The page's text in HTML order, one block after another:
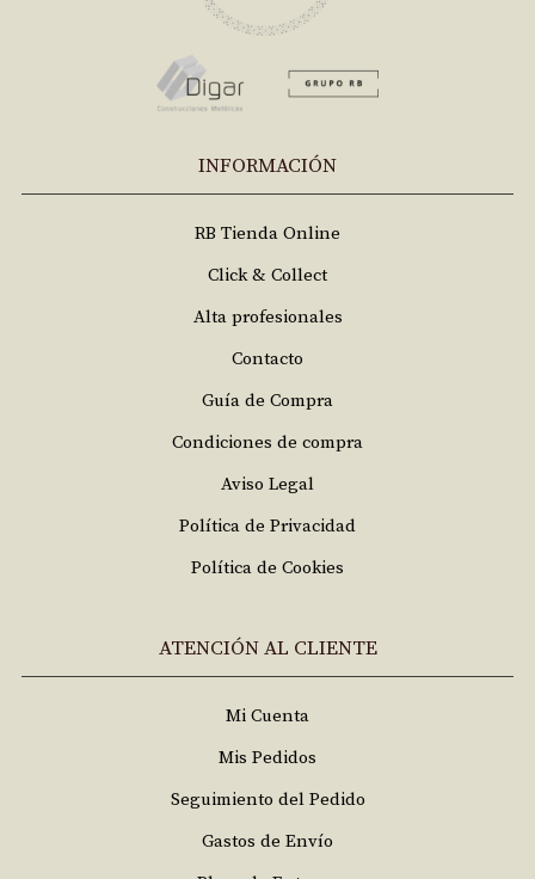
INFORMACIÓN
RB Tienda Online
Click & Collect
Alta profesionales
Contacto
Guía de Compra
Condiciones de compra
Aviso Legal
Política de Privacidad
Política de Cookies
ATENCIÓN AL CLIENTE
Mi Cuenta
Mis Pedidos
Seguimiento del Pedido
Gastos de Envío